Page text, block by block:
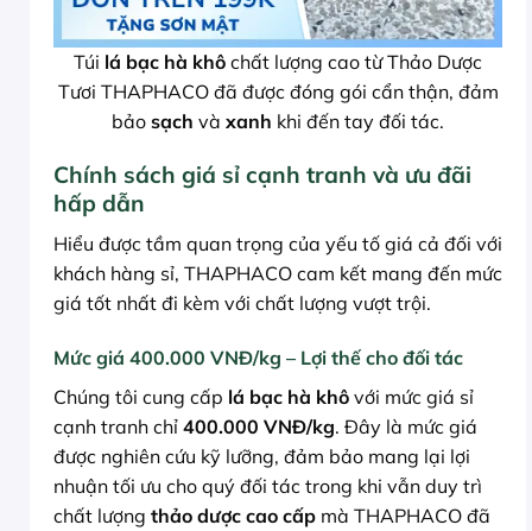
Túi lá bạc hà khô chất lượng cao từ Thảo Dược
Tươi THAPHACO đã được đóng gói cẩn thận, đảm
bảo sạch và xanh khi đến tay đối tác.
Chính sách giá sỉ cạnh tranh và ưu đãi
hấp dẫn
Hiểu được tầm quan trọng của yếu tố giá cả đối với
khách hàng sỉ, THAPHACO cam kết mang đến mức
giá tốt nhất đi kèm với chất lượng vượt trội.
Mức giá 400.000 VNĐ/kg – Lợi thế cho đối tác
Chúng tôi cung cấp lá bạc hà khô với mức giá sỉ
cạnh tranh chỉ 400.000 VNĐ/kg. Đây là mức giá
được nghiên cứu kỹ lưỡng, đảm bảo mang lại lợi
nhuận tối ưu cho quý đối tác trong khi vẫn duy trì
chất lượng thảo dược cao cấp mà THAPHACO đã